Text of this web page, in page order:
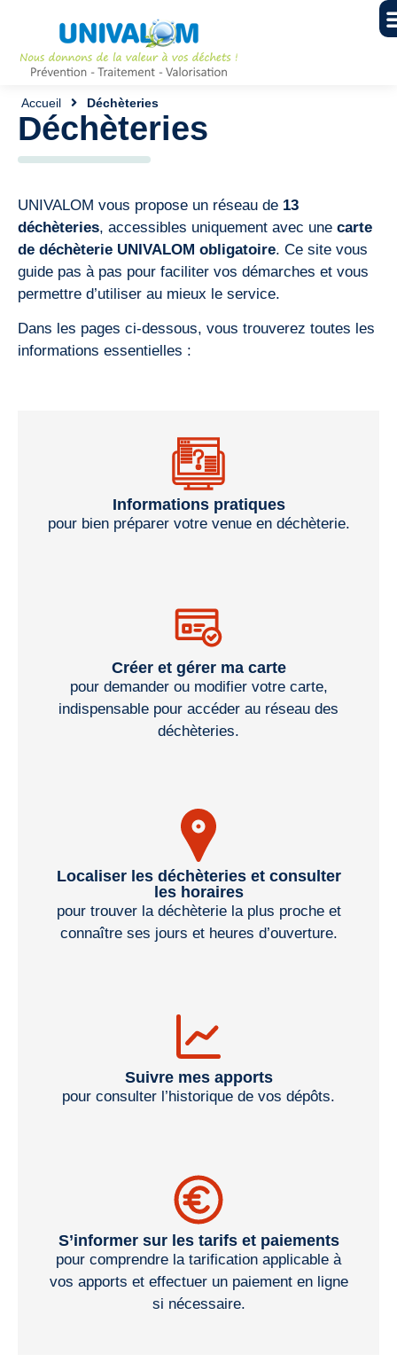
Accueil Déchèteries
Déchèteries
UNIVALOM vous propose un réseau de 13
déchèteries, accessibles uniquement avec une carte
de déchèterie UNIVALOM obligatoire. Ce site vous
guide pas à pas pour faciliter vos démarches et vous
permettre d’utiliser au mieux le service.
Dans les pages ci-dessous, vous trouverez toutes les
informations essentielles :
Informations pratiques
pour bien préparer votre venue en déchèterie.
Créer et gérer ma carte
pour demander ou modifier votre carte,
indispensable pour accéder au réseau des
déchèteries.
Localiser les déchèteries et consulter
les horaires
pour trouver la déchèterie la plus proche et
connaître ses jours et heures d’ouverture.
Suivre mes apports
pour consulter l’historique de vos dépôts.
S’informer sur les tarifs et paiements
pour comprendre la tarification applicable à
vos apports et effectuer un paiement en ligne
si nécessaire.